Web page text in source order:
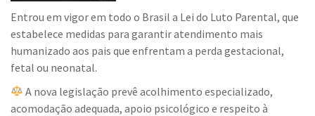
Entrou em vigor em todo o Brasil a Lei do Luto Parental, que
estabelece medidas para garantir atendimento mais
humanizado aos pais que enfrentam a perda gestacional,
fetal ou neonatal.
A nova legislação prevê acolhimento especializado,
acomodação adequada, apoio psicológico e respeito à